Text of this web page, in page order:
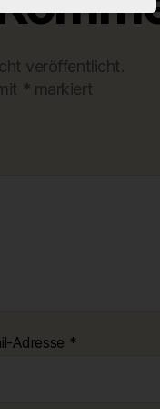
veröffentlicht.
* markiert
Adresse *